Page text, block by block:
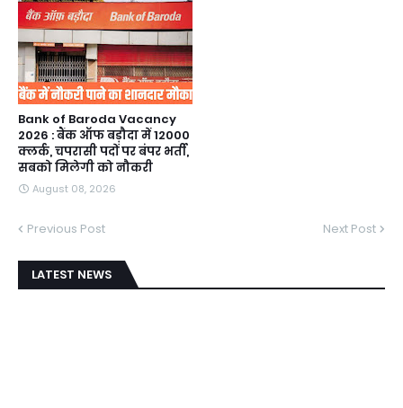
Bank of Baroda Vacancy
2026 : बैंक ऑफ बड़ौदा में 12000
क्लर्क, चपरासी पदों पर बंपर भर्ती,
सबको मिलेगी को नौकरी
August 08, 2026
Previous Post Next Post
LATEST NEWS